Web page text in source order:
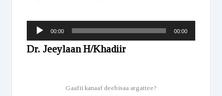
Audio
Player
00:00 00:00
Dr. Jeeylaan H/Khadiir
Gaafii kanaaf deebisaa argattee?